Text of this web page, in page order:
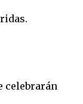
celebrarán